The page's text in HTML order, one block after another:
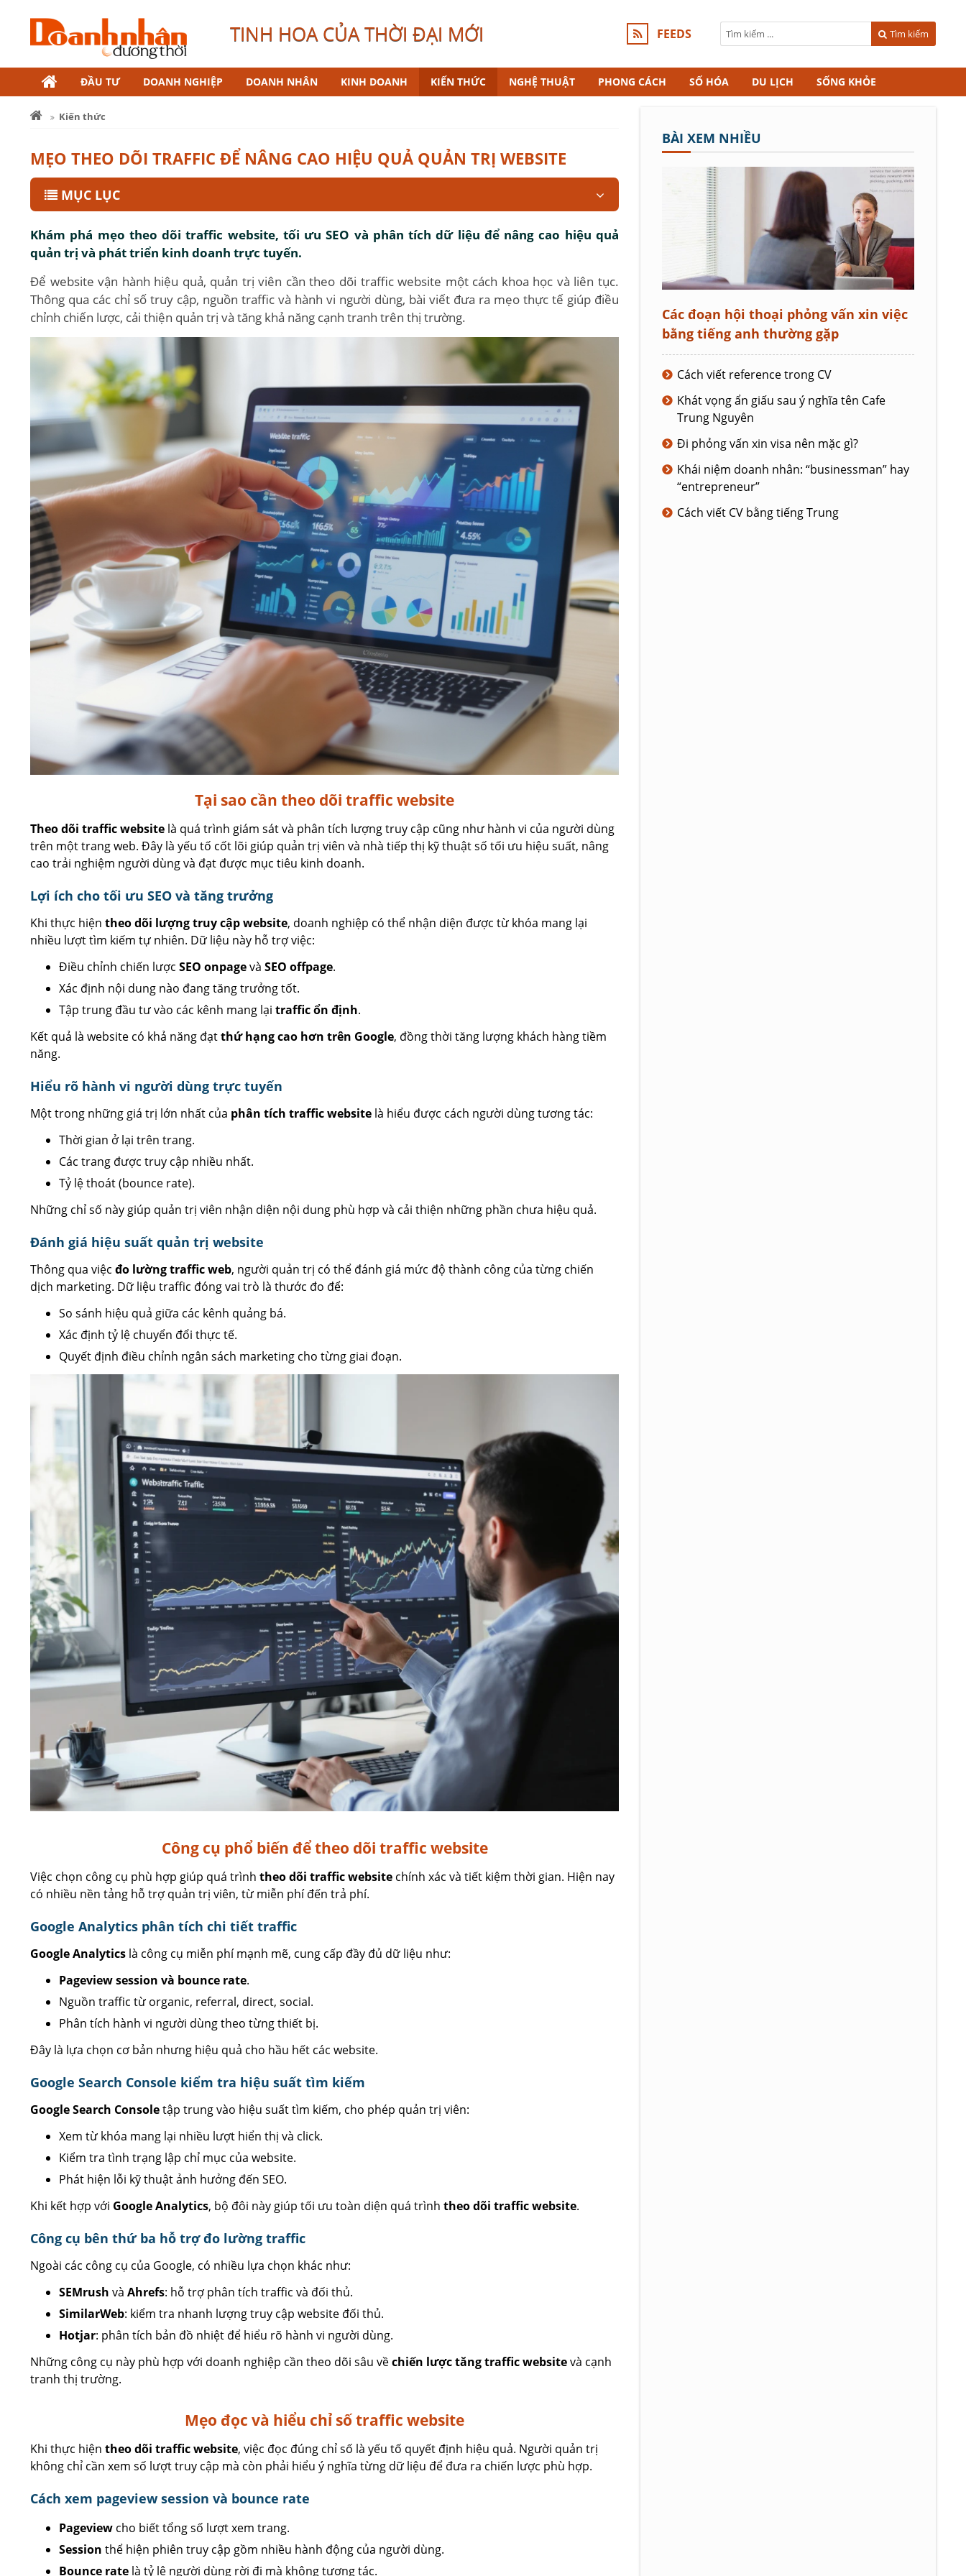
TINH HOA CỦA THỜI ĐẠI MỚI FEEDS Tìm kiếm
ĐẦU TƯ DOANH NGHIỆP DOANH NHÂN KINH DOANH KIẾN THỨC NGHỆ THUẬT PHONG CÁCH SỐ HÓA DU LỊCH SỐNG KHỎE
Kiến thức
MẸO THEO DÕI TRAFFIC ĐỂ NÂNG CAO HIỆU QUẢ QUẢN TRỊ WEBSITE
MỤC LỤC
Khám phá mẹo theo dõi traffic website, tối ưu SEO và phân tích dữ liệu để nâng cao hiệu quả
quản trị và phát triển kinh doanh trực tuyến.
Để website vận hành hiệu quả, quản trị viên cần theo dõi traffic website một cách khoa học và liên tục.
Thông qua các chỉ số truy cập, nguồn traffic và hành vi người dùng, bài viết đưa ra mẹo thực tế giúp điều
chỉnh chiến lược, cải thiện quản trị và tăng khả năng cạnh tranh trên thị trường.
Tại sao cần theo dõi traffic website
Theo dõi traffic website là quá trình giám sát và phân tích lượng truy cập cũng như hành vi của người dùng
trên một trang web. Đây là yếu tố cốt lõi giúp quản trị viên và nhà tiếp thị kỹ thuật số tối ưu hiệu suất, nâng
cao trải nghiệm người dùng và đạt được mục tiêu kinh doanh.
Lợi ích cho tối ưu SEO và tăng trưởng
Khi thực hiện theo dõi lượng truy cập website, doanh nghiệp có thể nhận diện được từ khóa mang lại
nhiều lượt tìm kiếm tự nhiên. Dữ liệu này hỗ trợ việc:
Điều chỉnh chiến lược SEO onpagevà SEO offpage.
Xác định nội dung nào đang tăng trưởng tốt.
Tập trung đầu tư vào các kênh mang lại traffic ổn định.
Kết quả là website có khả năng đạtthứ hạng cao hơn trên Google, đồng thời tăng lượng khách hàng tiềm
năng.
Hiểu rõ hành vi người dùng trực tuyến
Một trong những giá trị lớn nhất của phân tích traffic website là hiểu được cách người dùng tương tác:
Thời gian ở lại trên trang.
Các trang được truy cập nhiều nhất.
Tỷ lệ thoát (bounce rate).
Những chỉ số này giúp quản trị viên nhận diện nội dung phù hợp và cải thiện những phần chưa hiệu quả.
Đánh giá hiệu suất quản trị website
Thông qua việc đo lường traffic web, người quản trị có thể đánh giá mức độ thành công của từng chiến
dịch marketing. Dữ liệu traffic đóng vai trò là thước đo để:
So sánh hiệu quả giữa các kênh quảng bá.
Xác định tỷ lệ chuyển đổi thực tế.
Quyết định điều chỉnh ngân sách marketing cho từng giai đoạn.
Công cụ phổ biến để theo dõi traffic website
Việc chọn công cụ phù hợp giúp quá trình theo dõi traffic website chính xác và tiết kiệm thời gian. Hiện nay
có nhiều nền tảng hỗ trợ quản trị viên, từ miễn phí đến trả phí.
Google Analytics phân tích chi tiết traffic
Google Analytics là công cụ miễn phí mạnh mẽ, cung cấp đầy đủ dữ liệu như:
Pageview session và bounce rate.
Nguồn traffic từ organic, referral, direct, social.
Phân tích hành vi người dùng theo từng thiết bị.
Đây là lựa chọn cơ bản nhưng hiệu quả cho hầu hết các website.
Google Search Console kiểm tra hiệu suất tìm kiếm
Google Search Consoletập trung vào hiệu suất tìm kiếm, cho phép quản trị viên:
Xem từ khóa mang lại nhiều lượt hiển thị và click.
Kiểm tra tình trạng lập chỉ mục của website.
Phát hiện lỗi kỹ thuật ảnh hưởng đến SEO.
Khi kết hợp với Google Analytics, bộ đôi này giúp tối ưu toàn diện quá trình theo dõi traffic website.
Công cụ bên thứ ba hỗ trợ đo lường traffic
Ngoài các công cụ của Google, có nhiều lựa chọn khác như:
SEMrush và Ahrefs: hỗ trợ phân tích traffic và đối thủ.
SimilarWeb: kiểm tra nhanh lượng truy cập website đối thủ.
Hotjar: phân tích bản đồ nhiệt để hiểu rõ hành vi người dùng.
Những công cụ này phù hợp với doanh nghiệp cần theo dõi sâu vềchiến lược tăng traffic websitevà cạnh
tranh thị trường.
Mẹo đọc và hiểu chỉ số traffic website
Khi thực hiện theo dõi traffic website, việc đọc đúng chỉ số là yếu tố quyết định hiệu quả. Người quản trị
không chỉ cần xem số lượt truy cập mà còn phải hiểu ý nghĩa từng dữ liệu để đưa ra chiến lược phù hợp.
Cách xem pageview session và bounce rate
Pageview cho biết tổng số lượt xem trang.
Session thể hiện phiên truy cập gồm nhiều hành động của người dùng.
Bounce rate là tỷ lệ người dùng rời đi mà không tương tác.
BÀI XEM NHIỀU
Các đoạn hội thoại phỏng vấn xin việc
bằng tiếng anh thường gặp
Cách viết reference trong CV
Khát vọng ẩn giấu sau ý nghĩa tên Cafe
Trung Nguyên
Đi phỏng vấn xin visa nên mặc gì?
Khái niệm doanh nhân: “businessman” hay
“entrepreneur”
Cách viết CV bằng tiếng Trung